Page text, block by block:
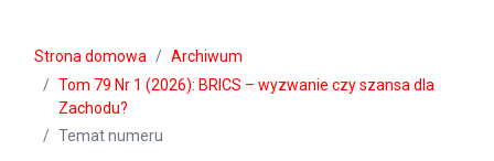
Strona domowa
Archiwum
Tom 79 Nr 1 (2026): BRICS – wyzwanie czy szansa dla
Zachodu?
Temat numeru